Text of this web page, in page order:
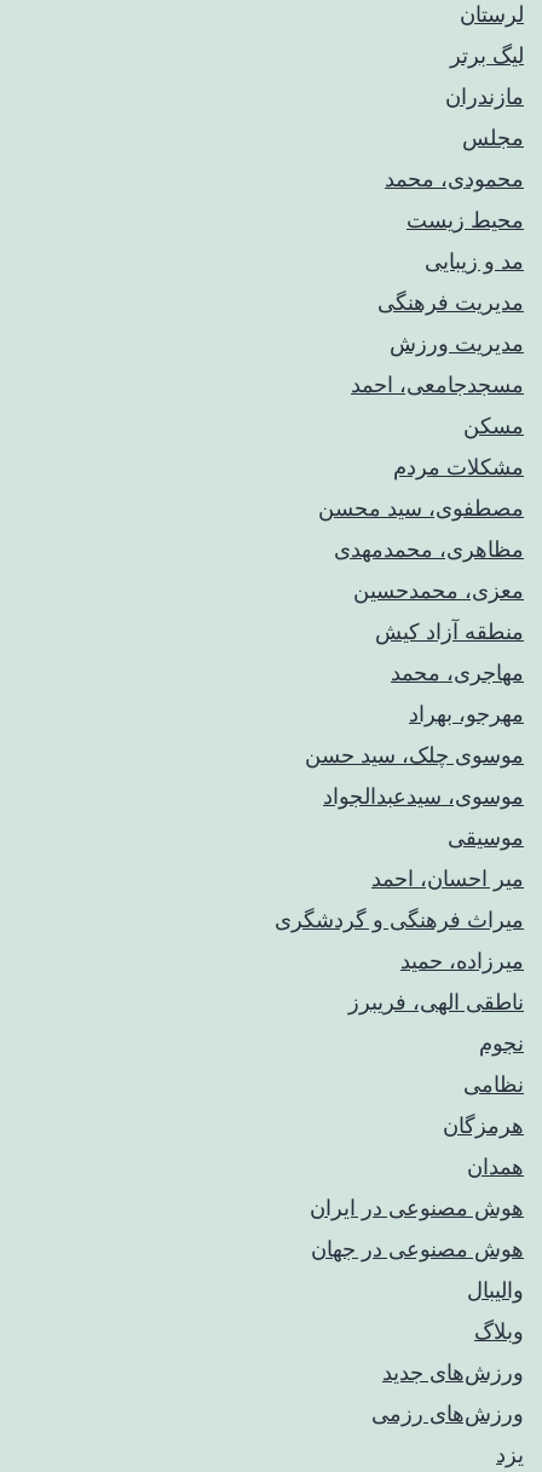
لرستان
لیگ برتر
مازندران
مجلس
محمودی، محمد
محیط زیست
مد و زیبایی
مدیریت فرهنگی
مدیریت ورزش
مسجدجامعی، احمد
مسکن
مشکلات مردم
مصطفوی، سید محسن
مظاهری، محمدمهدی
معزی، محمدحسین
منطقه آزاد کیش
مهاجری، محمد
مهرجو، بهراد
موسوی چلک، سید حسن
موسوی، سیدعبدالجواد
موسیقی
میر احسان، احمد
میراث فرهنگی و گردشگری
میرزاده، حمید
ناطقی الهی، فریبرز
نجوم
نظامی
هرمزگان
همدان
هوش مصنوعی در ایران
هوش مصنوعی در جهان
والیبال
وبلاگ
ورزش‌های جدید
ورزش‌های رزمی
یزد